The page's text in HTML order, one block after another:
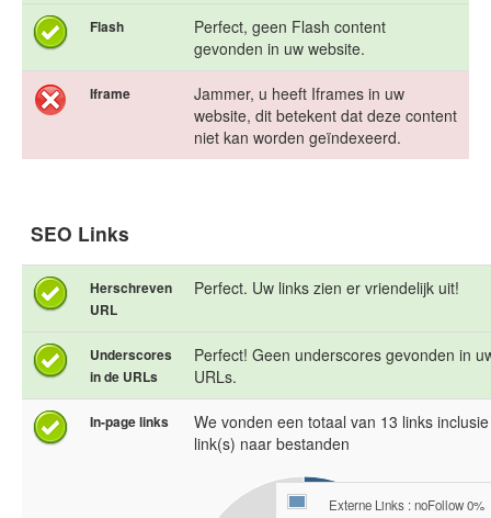
Flash
Perfect, geen Flash content
gevonden in uw website.
Iframe
Jammer, u heeft Iframes in uw
website, dit betekent dat deze content
niet kan worden geïndexeerd.
SEO Links
Herschreven
URL
Perfect. Uw links zien er vriendelijk uit!
Underscores
in de URLs
Perfect! Geen underscores gevonden in
URLs.
In-page links
We vonden een totaal van 13 links
link(s) naar bestanden
Externe Links : noFollow 0%